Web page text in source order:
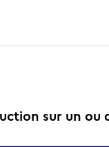
sur un ou